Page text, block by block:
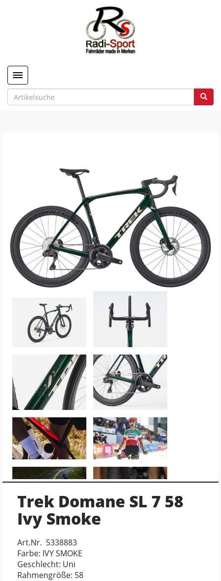
Toggle navigation
Trek Domane SL 7 58
Ivy Smoke
Art.Nr. 5338883
Farbe: IVY SMOKE
Geschlecht: Uni
Rahmengröße: 58